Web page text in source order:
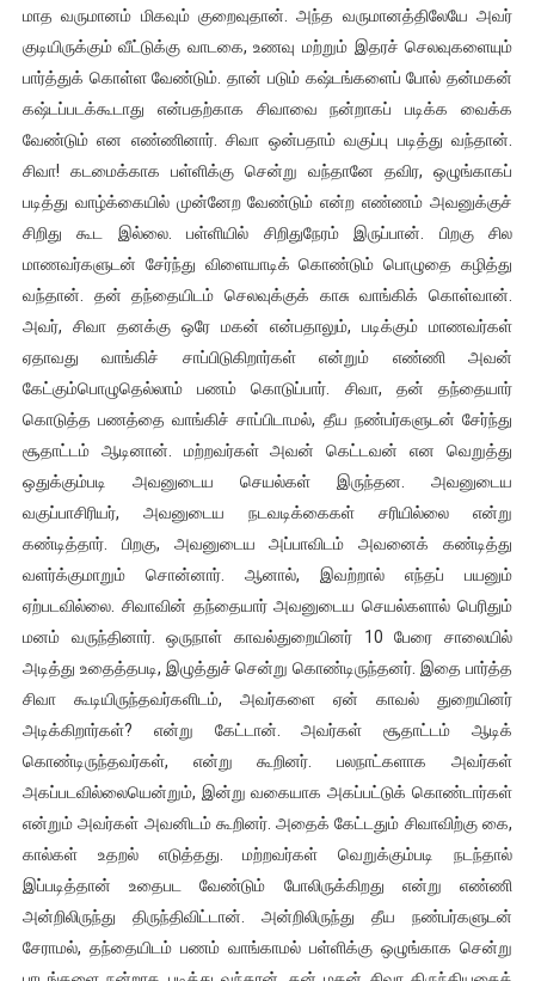
மாத வருமானம் மிகவும் குறைவுதான். அந்த வருமானத்திலேயே அவர்
குடியிருக்கும் வீட்டுக்கு வாடகை, உணவு மற்றும் இதரச் செலவுகளையும்
பார்த்துக் கொள்ள வேண்டும். தான் படும் கஷ்டங்களைப் போல் தன்மகன்
கஷ்டப்படக்கூடாது என்பதற்காக சிவாவை நன்றாகப் படிக்க வைக்க
வேண்டும் என எண்ணினார். சிவா ஒன்பதாம் வகுப்பு படித்து வந்தான்.
சிவா! கடமைக்காக பள்ளிக்கு சென்று வந்தானே தவிர, ஒழுங்காகப்
படித்து வாழ்க்கையில் முன்னேற வேண்டும் என்ற எண்ணம் அவனுக்குச்
சிறிது கூட இல்லை. பள்ளியில் சிறிதுநேரம் இருப்பான். பிறகு சில
மாணவர்களுடன் சேர்ந்து விளையாடிக் கொண்டும் பொழுதை கழித்து
வந்தான். தன் தந்தையிடம் செலவுக்குக் காசு வாங்கிக் கொள்வான்.
அவர், சிவா தனக்கு ஒரே மகன் என்பதாலும், படிக்கும் மாணவர்கள்
ஏதாவது வாங்கிச் சாப்பிடுகிறார்கள் என்றும் எண்ணி அவன்
கேட்கும்பொழுதெல்லாம் பணம் கொடுப்பார். சிவா, தன் தந்தையார்
கொடுத்த பணத்தை வாங்கிச் சாப்பிடாமல், தீய நண்பர்களுடன் சேர்ந்து
சூதாட்டம் ஆடினான். மற்றவர்கள் அவன் கெட்டவன் என வெறுத்து
ஒதுக்கும்படி அவனுடைய செயல்கள் இருந்தன. அவனுடைய
வகுப்பாசிரியர், அவனுடைய நடவடிக்கைகள் சரியில்லை என்று
கண்டித்தார். பிறகு, அவனுடைய அப்பாவிடம் அவனைக் கண்டித்து
வளர்க்குமாறும் சொன்னார். ஆனால், இவற்றால் எந்தப் பயனும்
ஏற்படவில்லை. சிவாவின் தந்தையார் அவனுடைய செயல்களால் பெரிதும்
மனம் வருந்தினார். ஒருநாள் காவல்துறையினர் 10 பேரை சாலையில்
அடித்து உதைத்தபடி, இழுத்துச் சென்று கொண்டிருந்தனர். இதை பார்த்த
சிவா கூடியிருந்தவர்களிடம், அவர்களை ஏன் காவல் துறையினர்
அடிக்கிறார்கள்? என்று கேட்டான். அவர்கள் சூதாட்டம் ஆடிக்
கொண்டிருந்தவர்கள், என்று கூறினர். பலநாட்களாக அவர்கள்
அகப்படவில்லையென்றும், இன்று வகையாக அகப்பட்டுக் கொண்டார்கள்
என்றும் அவர்கள் அவனிடம் கூறினர். அதைக் கேட்டதும் சிவாவிற்கு கை,
கால்கள் உதறல் எடுத்தது. மற்றவர்கள் வெறுக்கும்படி நடந்தால்
இப்படித்தான் உதைபட வேண்டும் போலிருக்கிறது என்று எண்ணி
அன்றிலிருந்து திருந்திவிட்டான். அன்றிலிருந்து தீய நண்பர்களுடன்
சேராமல், தந்தையிடம் பணம் வாங்காமல் பள்ளிக்கு ஒழுங்காக சென்று